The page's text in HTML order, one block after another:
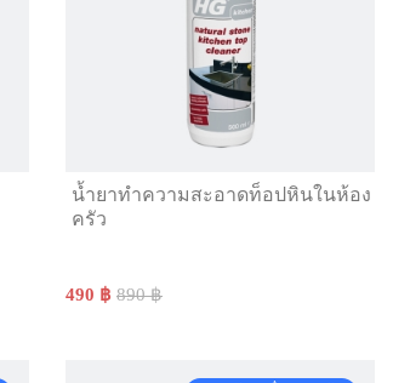
น้ำยาทำความสะอาดท็อปหินในห้อง
ครัว
490 ฿ 890 ฿